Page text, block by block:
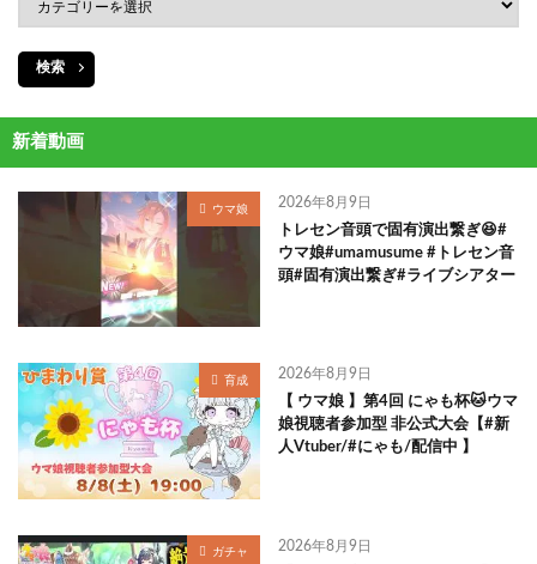
検索
新着動画
ウマ娘 2026年8月9日
トレセン音頭で固有演出繋ぎ😆#
ウマ娘#umamusume #トレセン音
頭#固有演出繋ぎ#ライブシアター
育成 2026年8月9日
【 ウマ娘 】第4回 にゃも杯🐱ウマ
娘視聴者参加型 非公式大会【#新
人Vtuber/#にゃも/配信中 】
ガチャ 2026年8月9日